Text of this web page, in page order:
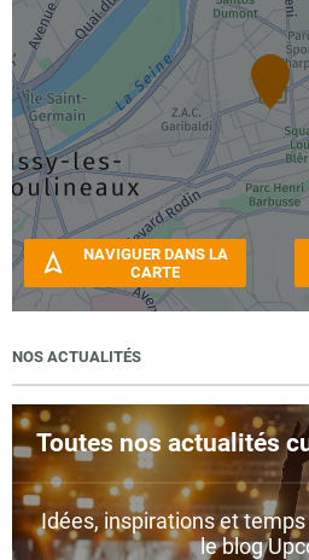
NAVIGUER DANS LA
CARTE
NOS ACTUALITÉS
Toutes nos actualités
Idées, inspirations et
le blog